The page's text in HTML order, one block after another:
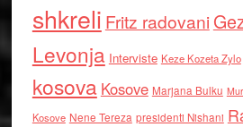
shkreli Fritz radovani
Levonja Interviste Keze Kozeta Zylo
kosova Kosove Marjana Bulku
Kosove Nene Tereza presidenti Nishani